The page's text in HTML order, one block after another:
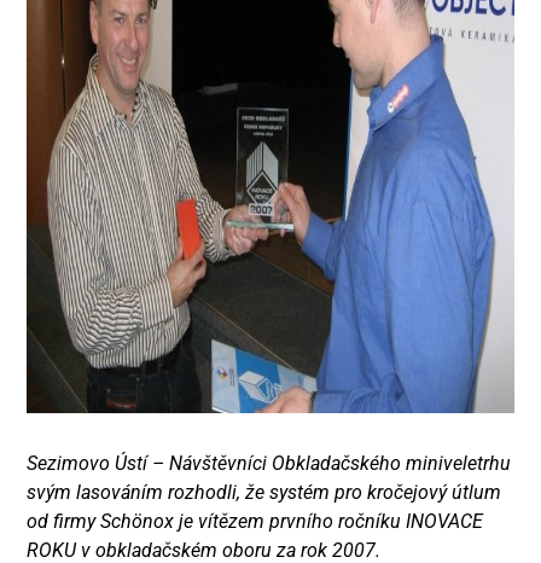
Sezimovo Ústí – Návštěvníci Obkladačského miniveletrhu
svým lasováním rozhodli, že systém pro kročejový útlum
od firmy Schönox je vítězem prvního ročníku INOVACE
ROKU v obkladačském oboru za rok 2007.